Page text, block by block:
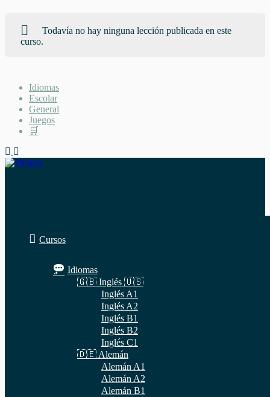
Todavía no hay ninguna lección publicada en este
curso.
contenido
Idiomas
Escolar
General
Juegos
🛒
Cursos
Idiomas
🇬🇧 Inglés 🇺🇸
Inglés A1
Inglés A2
Inglés B1
Inglés B2
Inglés C1
🇩🇪 Alemán
Alemán A1
Alemán A2
Alemán B1